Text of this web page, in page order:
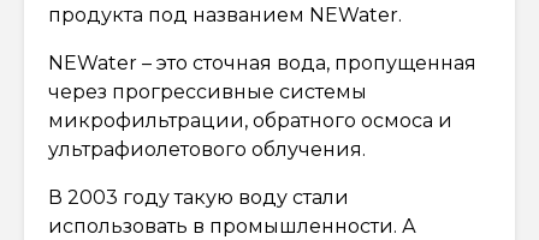
продукта под названием NEWater.
NEWater – это сточная вода, пропущенная
через прогрессивные системы
микрофильтрации, обратного осмоса и
ультрафиолетового облучения.
В 2003 году такую воду стали
использовать в промышленности. А